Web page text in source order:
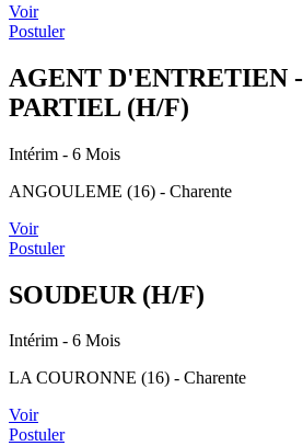
Voir
Postuler
AGENT D'ENTRETIEN
PARTIEL (H/F)
Intérim - 6 Mois
ANGOULEME (16) - Charente
Voir
Postuler
SOUDEUR (H/F)
Intérim - 6 Mois
LA COURONNE (16) - Charente
Voir
Postuler